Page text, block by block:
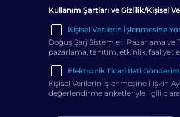
Kullanım Şartları ve Gizlilik/Kişisel
Kişisel Verilerin İşlenmesine
Doğuş Şarj Sistemleri Pazarlama ve
pazarlama, tanıtım, etkinlik,
Elektronik Ticari İleti
Kişisel Verilerin İşlenmesine İlişkin
değerlendirme anketleriyle ilgili